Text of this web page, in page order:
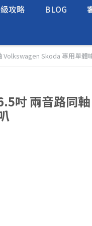
攻略 BLOG
Volkswagen Skoda 專用單體
吋 兩音路同